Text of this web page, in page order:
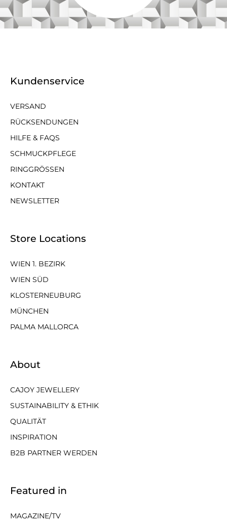
Kundenservice
VERSAND
RÜCKSENDUNGEN
HILFE & FAQS
SCHMUCKPFLEGE
RINGGRÖSSEN
KONTAKT
NEWSLETTER
Store Locations
WIEN 1. BEZIRK
WIEN SÜD
KLOSTERNEUBURG
MÜNCHEN
PALMA MALLORCA
About
CAJOY JEWELLERY
SUSTAINABILITY & ETHIK
QUALITÄT
INSPIRATION
B2B PARTNER WERDEN
Featured in
MAGAZINE/TV